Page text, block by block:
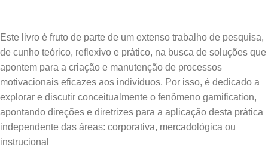
Este livro é fruto de parte de um extenso trabalho de pesquisa,
de cunho teórico, reflexivo e prático, na busca de soluções que
apontem para a criação e manutenção de processos
motivacionais eficazes aos indivíduos. Por isso, é dedicado a
explorar e discutir conceitualmente o fenômeno gamification,
apontando direções e diretrizes para a aplicação desta prática
independente das áreas: corporativa, mercadológica ou